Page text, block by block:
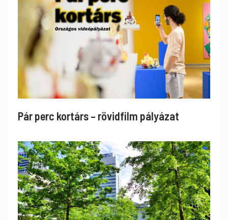
Pár perc kortárs – rövidfilm pályázat